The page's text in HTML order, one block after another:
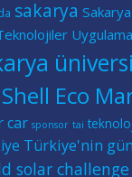
sakarya
Shell Eco
car sponsor tai
Türkiye'nin
solar challenge